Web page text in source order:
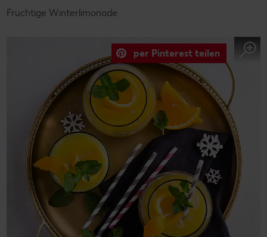
Schwebender Seitenbereich
Fruchtige Winterlimonade
per Pinterest teilen